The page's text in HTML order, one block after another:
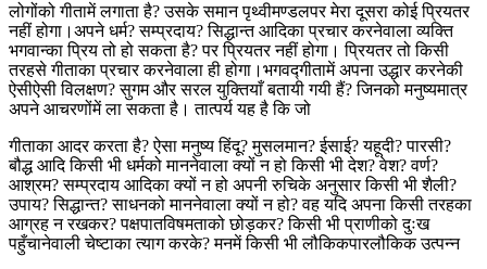
लोगोंको गीतामें लगाता है? उसके समान पृथ्वीमण्डलपर मेरा दूसरा कोई प्रियतर
नहीं होगा।अपने धर्म? सम्प्रदाय? सिद्धान्त आदिका प्रचार करनेवाला व्यक्ति
भगवान्का प्रिय तो हो सकता है? पर प्रियतर नहीं होगा। प्रियतर तो किसी
तरहसे गीताका प्रचार करनेवाला ही होगा।भगवद्गीतामें अपना उद्धार करनेकी
ऐसीऐसी विलक्षण? सुगम और सरल युक्तियाँ बतायी गयी हैं? जिनको मनुष्यमात्र
अपने आचरणोंमें ला सकता है। तात्पर्य यह है कि जो
गीताका आदर करता है? ऐसा मनुष्य हिंदू? मुसलमान? ईसाई? यहूदी? पारसी?
बौद्ध आदि किसी भी धर्मको माननेवाला क्यों न हो किसी भी देश? वेश? वर्ण?
आश्रम? सम्प्रदाय आदिका क्यों न हो अपनी रुचिके अनुसार किसी भी शैली?
उपाय? सिद्धान्त? साधनको माननेवाला क्यों न हो? वह यदि अपना किसी तरहका
आग्रह न रखकर? पक्षपातविषमताको छोड़कर? किसी भी प्राणीको दुःख
पहुँचानेवाली चेष्टाका त्याग करके? मनमें किसी भी लौकिकपारलौकिक उत्पन्न